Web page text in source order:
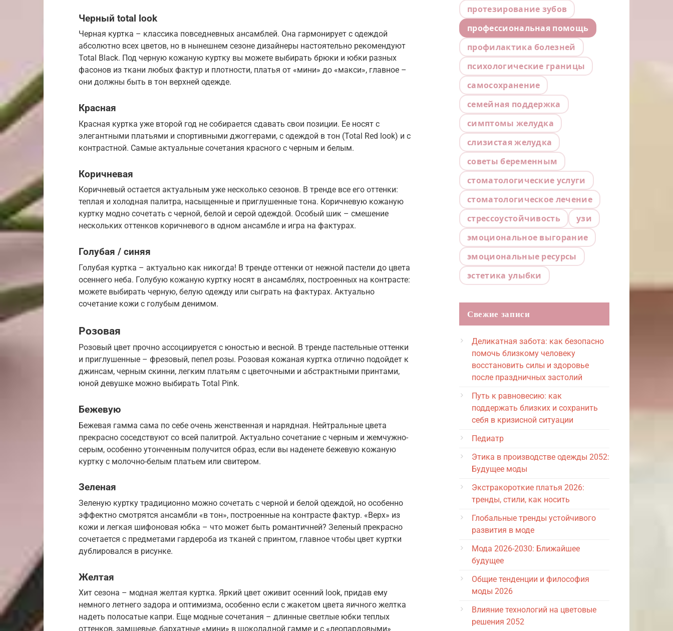
Черный total look
Черная куртка – классика повседневных ансамблей. Она гармонирует с одеждой
абсолютно всех цветов, но в нынешнем сезоне дизайнеры настоятельно рекомендуют
Total Black. Под черную кожаную куртку вы можете выбирать брюки и юбки разных
фасонов из ткани любых фактур и плотности, платья от «мини» до «макси», главное –
они должны быть в тон верхней одежде.
Красная
Красная куртка уже второй год не собирается сдавать свои позиции. Ее носят с
элегантными платьями и спортивными джоггерами, с одеждой в тон (Total Red look) и с
контрастной. Самые актуальные сочетания красного с черным и белым.
Коричневая
Коричневый остается актуальным уже несколько сезонов. В тренде все его оттенки:
теплая и холодная палитра, насыщенные и приглушенные тона. Коричневую кожаную
куртку модно сочетать с черной, белой и серой одеждой. Особый шик – смешение
нескольких оттенков коричневого в одном ансамбле и игра на фактурах.
Голубая / синяя
Голубая куртка – актуально как никогда! В тренде оттенки от нежной пастели до цвета
осеннего неба. Голубую кожаную куртку носят в ансамблях, построенных на контрасте:
можете выбирать черную, белую одежду или сыграть на фактурах. Актуально
сочетание кожи с голубым денимом.
Розовая
Розовый цвет прочно ассоциируется с юностью и весной. В тренде пастельные оттенки
и приглушенные – фрезовый, пепел розы. Розовая кожаная куртка отлично подойдет к
джинсам, черным скинни, легким платьям с цветочными и абстрактными принтами,
юной девушке можно выбирать Total Pink.
Бежевую
Бежевая гамма сама по себе очень женственная и нарядная. Нейтральные цвета
прекрасно соседствуют со всей палитрой. Актуально сочетание с черным и жемчужно-
серым, особенно утонченным получится образ, если вы наденете бежевую кожаную
куртку с молочно-белым платьем или свитером.
Зеленая
Зеленую куртку традиционно можно сочетать с черной и белой одеждой, но особенно
эффектно смотрятся ансамбли «в тон», построенные на контрасте фактур. «Верх» из
кожи и легкая шифоновая юбка – что может быть романтичней? Зеленый прекрасно
сочетается с предметами гардероба из тканей с принтом, главное чтобы цвет куртки
дублировался в рисунке.
Желтая
Хит сезона – модная желтая куртка. Яркий цвет оживит осенний look, придав ему
немного летнего задора и оптимизма, особенно если с жакетом цвета яичного желтка
надеть полосатые капри. Еще модные сочетания – длинные светлые юбки теплых
оттенков, замшевые, бархатные «мини» в шоколадной гамме и с «леопардовыми»
протезирование зубов
профессиональная помощь
профилактика болезней
психологические границы
самосохранение
семейная поддержка
симптомы желудка
слизистая желудка
советы беременным
стоматологические услуги
стоматологическое лечение
стрессоустойчивость
узи
эмоциональное выгорание
эмоциональные ресурсы
эстетика улыбки
Свежие записи
Деликатная забота: как безопасно
помочь близкому человеку
восстановить силы и здоровье
после праздничных застолий
Путь к равновесию: как
поддержать близких и сохранить
себя в кризисной ситуации
Педиатр
Этика в производстве одежды 2052:
Будущее моды
Экстракороткие платья 2026:
тренды, стили, как носить
Глобальные тренды устойчивого
развития в моде
Мода 2026-2030: Ближайшее
будущее
Общие тенденции и философия
моды 2026
Влияние технологий на цветовые
решения 2052